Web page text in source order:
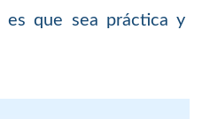
que sea práctica y